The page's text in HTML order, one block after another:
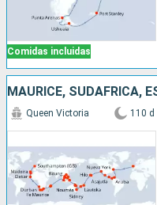
Comidas incluidas
Queen Victoria 110 d